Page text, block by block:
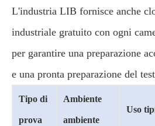
L'industria LIB fornisce anche
industriale gratuito con ogni
per garantire una preparazione
e una pronta preparazione del
Tipo di
prova
Ambiente
ambiente
Uso